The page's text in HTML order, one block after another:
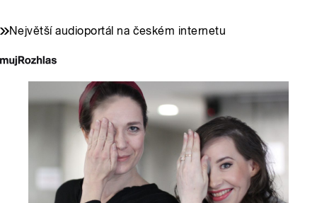
Největší audioportál na českém internetu